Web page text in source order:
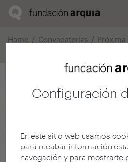
Configuración
En este sitio web usamos
para recabar información
navegación y para mostrarte
Home Convocatorias
Próxima